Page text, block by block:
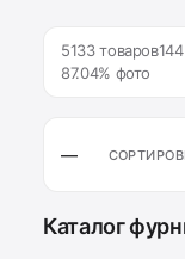
5133 товаров
87.04% фото
—
Каталог